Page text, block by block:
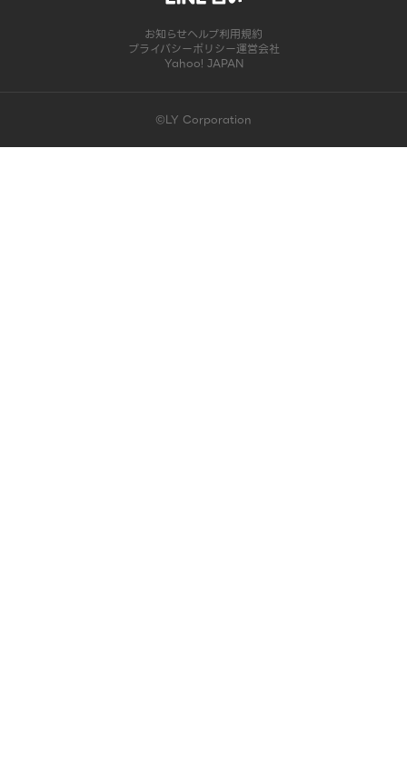
お知らせヘルプ利用規約
プライバシーポリシー運営会社
Yahoo! JAPAN
©LY Corporation
このコンテンツは掲載が終了しました | LINE占い